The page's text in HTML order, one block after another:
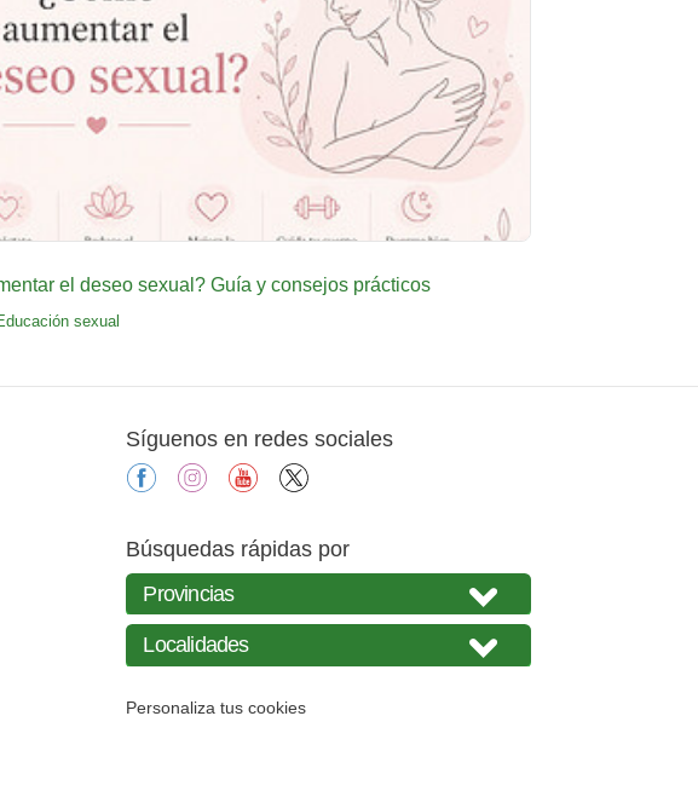
el deseo sexual? Guía y consejos prácticos
sexual
Síguenos en redes sociales
facebookinstagramyoutube
Búsquedas rápidas por
Personaliza tus cookies